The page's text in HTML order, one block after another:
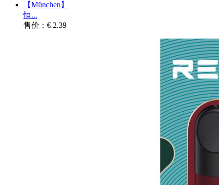
【München】
恒...
售价：€ 2.39